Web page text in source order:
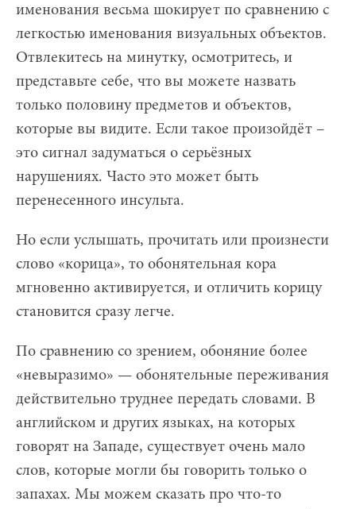
именования весьма шокирует по сравнению с
легкостью именования визуальных объектов.
Отвлекитесь на минутку, осмотритесь, и
представьте себе, что вы можете назвать
только половину предметов и объектов,
которые вы видите. Если такое произойдёт –
это сигнал задуматься о серьёзных
нарушениях. Часто это может быть
перенесенного инсульта.
Но если услышать, прочитать или произнести
слово «корица», то обонятельная кора
мгновенно активируется, и отличить корицу
становится сразу легче.
По сравнению со зрением, обоняние более
«невыразимо» — обонятельные переживания
действительно труднее передать словами. В
английском и других языках, на которых
говорят на Западе, существует очень мало
слов, которые могли бы говорить только о
запахах. Мы можем сказать про что-то